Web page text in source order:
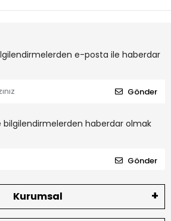
e-posta ile haberdar
Gönder
bilgilendirmelerden haberdar olmak
Gönder
Kurumsal